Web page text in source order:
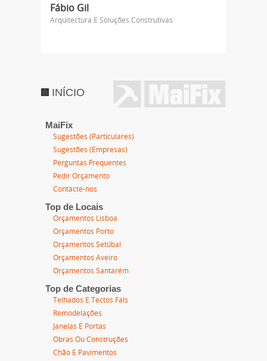
Fábio Gil
Arquitectura E Soluções Construtivas
INÍCIO
MaiFix
Sugestões (Particulares)
Sugestões (Empresas)
Perguntas Frequentes
Pedir Orçamento
Contacte-nos
Top de Locais
Orçamentos Lisboa
Orçamentos Porto
Orçamentos Setúbal
Orçamentos Aveiro
Orçamentos Santarém
Top de Categorias
Telhados E Tectos Fals
Remodelações
Janelas E Portas
Obras Ou Construções
Chão E Pavimentos